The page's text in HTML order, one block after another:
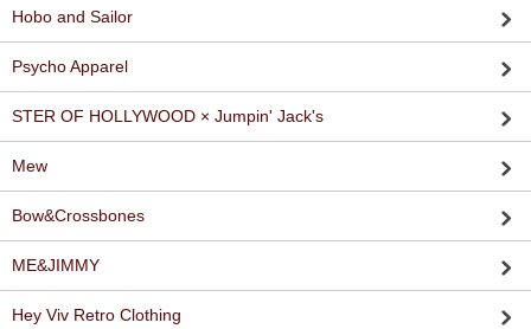
Hobo and Sailor
Psycho Apparel
STER OF HOLLYWOOD × Jumpin' Jack's
Mew
Bow&Crossbones
ME&JIMMY
Hey Viv Retro Clothing